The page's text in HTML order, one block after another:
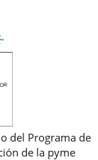
del Programa de
de la pyme